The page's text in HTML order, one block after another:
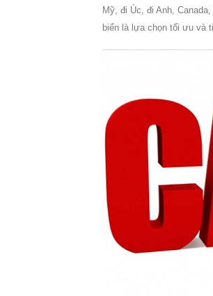
Mỹ, đi Úc, đi Anh,
biển là lựa chọn tối ưu và